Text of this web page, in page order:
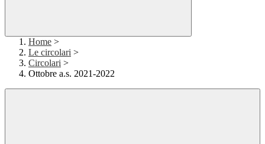
Home >
Le circolari >
Circolari >
Ottobre a.s. 2021-2022